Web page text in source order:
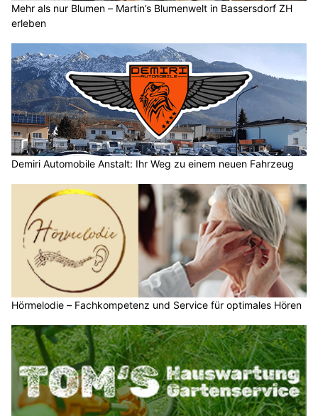
Mehr als nur Blumen – Martin’s Blumenwelt in Bassersdorf ZH
erleben
Demiri Automobile Anstalt: Ihr Weg zu einem neuen Fahrzeug
Hörmelodie – Fachkompetenz und Service für optimales Hören